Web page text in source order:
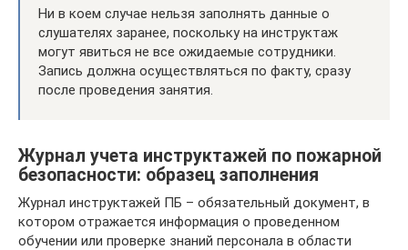
Ни в коем случае нельзя заполнять данные о
слушателях заранее, поскольку на инструктаж
могут явиться не все ожидаемые сотрудники.
Запись должна осуществляться по факту, сразу
после проведения занятия.
Журнал учета инструктажей по пожарной
безопасности: образец заполнения
Журнал инструктажей ПБ – обязательный документ, в
котором отражается информация о проведенном
обучении или проверке знаний персонала в области